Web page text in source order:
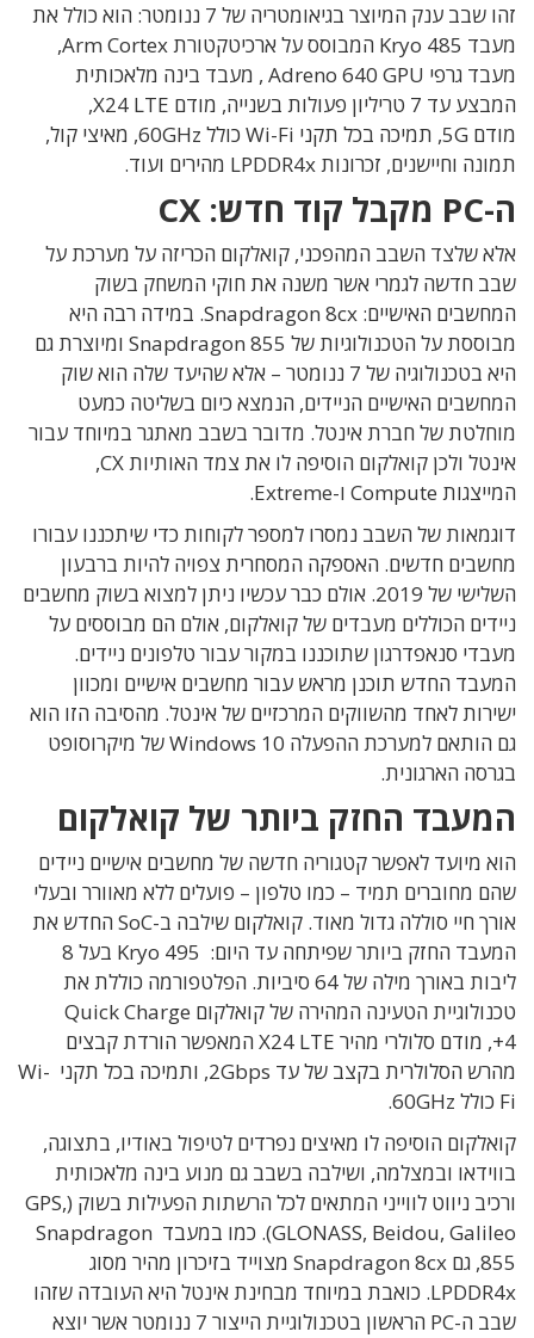
זהו שבב ענק המיוצר בגיאומטריה של 7 ננומטר: הוא כולל את
מעבד Kryo 485 המבוסס על ארכיטקטורת Arm Cortex,
מעבד גרפי Adreno 640 GPU , מעבד בינה מלאכותית
המבצע עד 7 טריליון פעולות בשנייה, מודם X24 LTE,
מודם 5G, תמיכה בכל תקני Wi-Fi כולל 60GHz, מאיצי קול,
תמונה וחיישנים, זכרונות LPDDR4x מהירים ועוד.
ה-PC מקבל קוד חדש: CX
אלא שלצד השבב המהפכני, קואלקום הכריזה על מערכת על
שבב חדשה לגמרי אשר משנה את חוקי המשחק בשוק
המחשבים האישיים: Snapdragon 8cx. במידה רבה היא
מבוססת על הטכנולוגיות של Snapdragon 855 ומיוצרת גם
היא בטכנולוגיה של 7 ננומטר – אלא שהיעד שלה הוא שוק
המחשבים האישיים הניידים, הנמצא כיום בשליטה כמעט
מוחלטת של חברת אינטל. מדובר בשבב מאתגר במיוחד עבור
אינטל ולכן קואלקום הוסיפה לו את צמד האותיות CX,
המייצגות Compute ו-Extreme.
דוגמאות של השבב נמסרו למספר לקוחות כדי שיתכננו עבורו
מחשבים חדשים. האספקה המסחרית צפויה להיות ברבעון
השלישי של 2019. אולם כבר עכשיו ניתן למצוא בשוק מחשבים
ניידים הכוללים מעבדים של קואלקום, אולם הם מבוססים על
מעבדי סנאפדרגון שתוכננו במקור עבור טלפונים ניידים.
המעבד החדש תוכנן מראש עבור מחשבים אישיים ומכוון
ישירות לאחד מהשווקים המרכזיים של אינטל. מהסיבה הזו הוא
גם הותאם למערכת ההפעלה Windows 10 של מיקרוסופט
בגרסה הארגונית.
המעבד החזק ביותר של קואלקום
הוא מיועד לאפשר קטגוריה חדשה של מחשבים אישיים ניידים
שהם מחוברים תמיד – כמו טלפון – פועלים ללא מאוורר ובעלי
אורך חיי סוללה גדול מאוד. קואלקום שילבה ב-SoC החדש את
המעבד החזק ביותר שפיתחה עד היום: Kryo 495 בעל 8
ליבות באורך מילה של 64 סיביות. הפלטפורמה כוללת את
טכנולוגיית הטעינה המהירה של קואלקום Quick Charge
4+, מודם סלולרי מהיר X24 LTE המאפשר הורדת קבצים
מהרש הסלולרית בקצב של עד 2Gbps, ותמיכה בכל תקני Wi-
Fi כולל 60GHz.
קואלקום הוסיפה לו מאיצים נפרדים לטיפול באודיו, בתצוגה,
בווידאו ובמצלמה, ושילבה בשבב גם מנוע בינה מלאכותית
ורכיב ניווט לווייני המתאים לכל הרשתות הפעילות בשוק (GPS,
GLONASS, Beidou, Galileo). כמו במעבד Snapdragon
855, גם Snapdragon 8cx מצוייד בזיכרון מהיר מסוג
LPDDR4x. כואבת במיוחד מבחינת אינטל היא העובדה שזהו
שבב ה-PC הראשון בטכנולוגיית הייצור 7 ננומטר אשר יוצא